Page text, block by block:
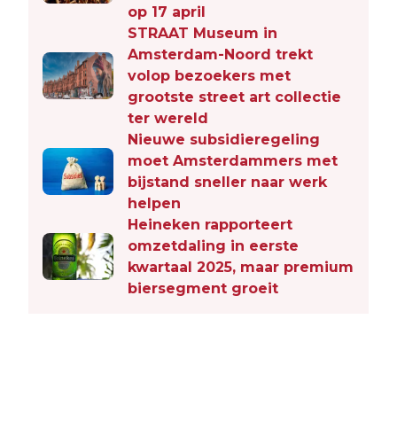
op 17 april
STRAAT Museum in
Amsterdam-Noord trekt
volop bezoekers met
grootste street art collectie
ter wereld
Nieuwe subsidieregeling
moet Amsterdammers met
bijstand sneller naar werk
helpen
Heineken rapporteert
omzetdaling in eerste
kwartaal 2025, maar premium
biersegment groeit